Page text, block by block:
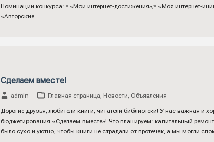
Номинации конкурса: • «Мои интернет-достижения»;• «Моя интернет-
«Авторские…
Сделаем вместе!
admin Главная страница, Новости, Объявления
Дорогие друзья, любители книги, читатели библиотеки! У нас важная и
бюджетирования «Сделаем вместе»! Что планируем: капитальный
было сухо и уютно, чтобы книги не страдали от протечек, а мы могли